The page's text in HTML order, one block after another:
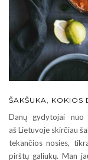
ŠAKŠUKA, KOKIOS
Danų gydytojai nuo
aš Lietuvoje skirčiau
tekančios nosies,
pirštų galiukų. Man